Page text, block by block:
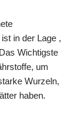
in der Lage ,
Wichtigste
um
Wurzeln,
haben.